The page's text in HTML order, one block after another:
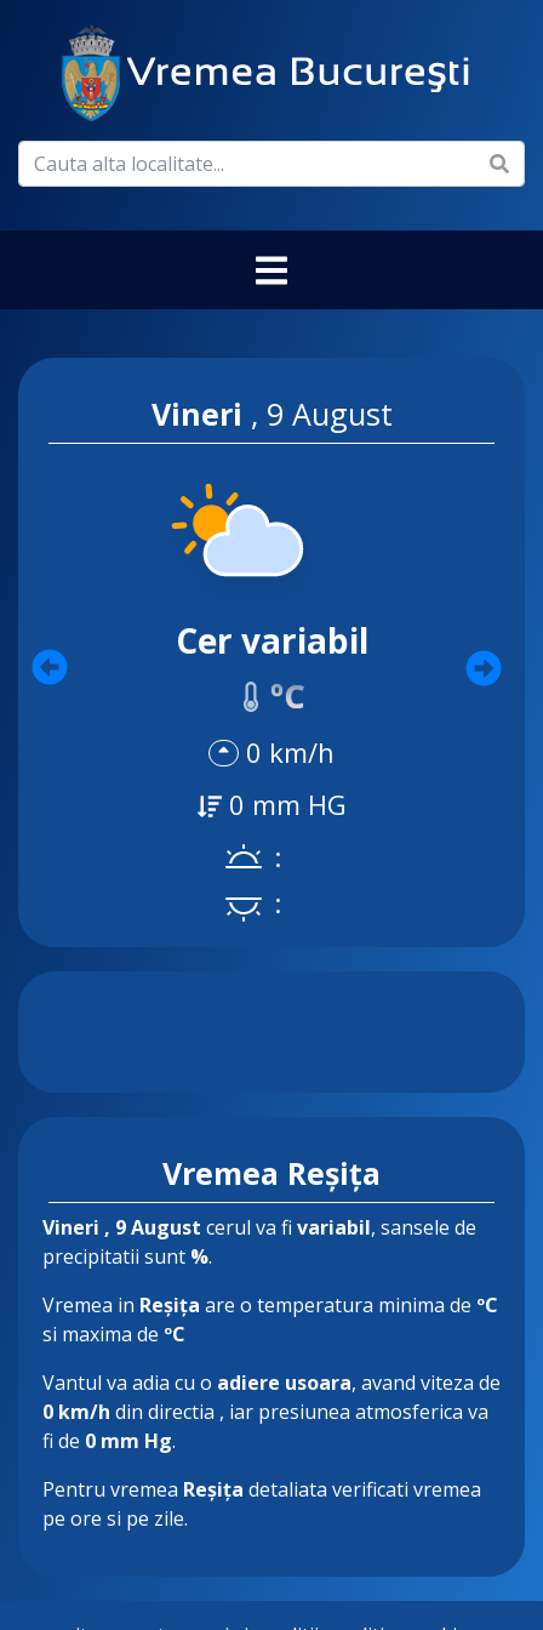
Vineri , 9 August
Cer variabil
ºC
0 km/h
0 mm HG
:
:
Vremea Reșița
Vineri , 9 August cerul va fi variabil, sansele de
precipitatii sunt %.
Vremea in Reșița are o temperatura minima de ºC
si maxima de ºC
Vantul va adia cu o adiere usoara, avand viteza de
0 km/h din directia , iar presiunea atmosferica va
fi de 0 mm Hg.
Pentru vremea Reșița detaliata verificati vremea
pe ore si pe zile.